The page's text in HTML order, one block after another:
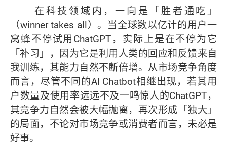
在科技领域内，一向是「胜者通吃」
（winner takes all）。当全球数以亿计的用户一
窝蜂不停试用ChatGPT，实际上是在不停为它
「补习」，因为它是利用人类的回应和反馈来自
我训练，其能力自然不断倍增。从市场竞争角度
而言，尽管不同的AI Chatbot相继出现，若其用
户数量及使用率远远不及一鸣惊人的ChatGPT，
其竞争力自然会被大幅抛离，再次形成「独大」
的局面，不论对市场竞争或消费者而言，未必是
好事。